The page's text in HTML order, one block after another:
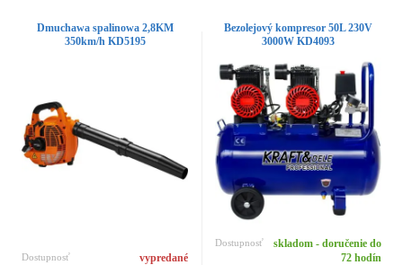
Dmuchawa spalinowa 2,8KM
350km/h KD5195
Dostupnosť vypredané
Bezolejový kompresor 50L 230V
3000W KD4093
Dostupnosť
skladom - doručenie do
72 hodín